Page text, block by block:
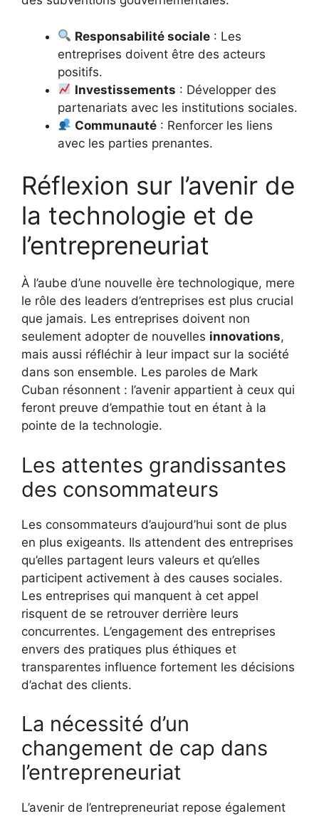
Responsabilité sociale : Les
entreprises doivent être des acteurs
positifs.
Investissements : Développer des
partenariats avec les institutions sociales.
Communauté : Renforcer les liens
avec les parties prenantes.
Réflexion sur l’avenir de
la technologie et de
l’entrepreneuriat
À l’aube d’une nouvelle ère technologique, mere
le rôle des leaders d’entreprises est plus crucial
que jamais. Les entreprises doivent non
seulement adopter de nouvelles innovations,
mais aussi réfléchir à leur impact sur la société
dans son ensemble. Les paroles de Mark
Cuban résonnent : l’avenir appartient à ceux qui
feront preuve d’empathie tout en étant à la
pointe de la technologie.
Les attentes grandissantes
des consommateurs
Les consommateurs d’aujourd’hui sont de plus
en plus exigeants. Ils attendent des entreprises
qu’elles partagent leurs valeurs et qu’elles
participent activement à des causes sociales.
Les entreprises qui manquent à cet appel
risquent de se retrouver derrière leurs
concurrentes. L’engagement des entreprises
envers des pratiques plus éthiques et
transparentes influence fortement les décisions
d’achat des clients.
La nécessité d’un
changement de cap dans
l’entrepreneuriat
L’avenir de l’entrepreneuriat repose également